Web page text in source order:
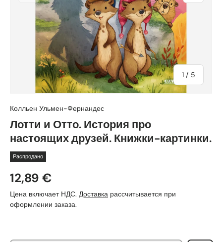
1 / из
5
Колльен Ульмен-Фернандес
Лотти и Отто. История про
настоящих друзей. Книжки-картинки.
Распродано
12,89 €
Цена включает НДС. Доставка рассчитывается при
оформлении заказа.